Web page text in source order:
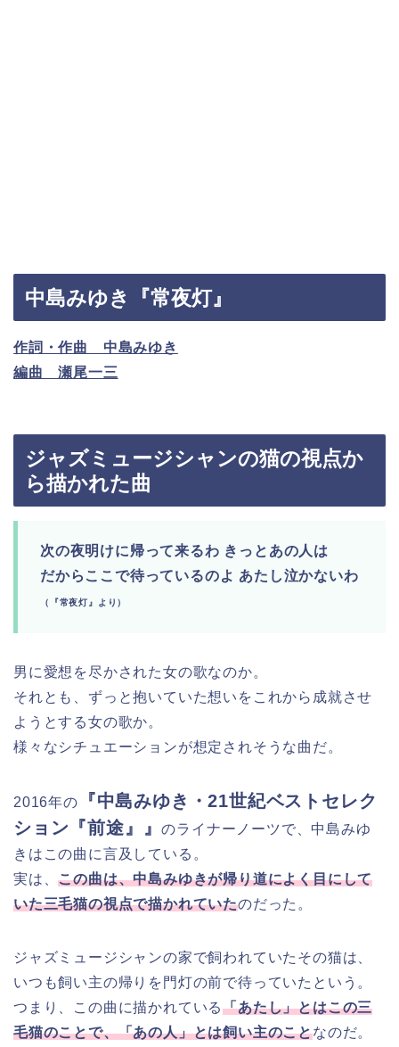
中島みゆき『常夜灯』
作詞・作曲 中島みゆき
編曲 瀬尾一三
ジャズミュージシャンの猫の視点か
ら描かれた曲
次の夜明けに帰って来るわ きっとあの人は
だからここで待っているのよ あたし泣かないわ
（『常夜灯』より）
男に愛想を尽かされた女の歌なのか。
それとも、ずっと抱いていた想いをこれから成就させ
ようとする女の歌か。
様々なシチュエーションが想定されそうな曲だ。
2016年の
『中島みゆき・21世紀ベストセレク
ション『前途』』のライナーノーツで、中島みゆ
きはこの曲に言及している。
実は、この曲は、中島みゆきが帰り道によく目にして
いた三毛猫の視点で描かれていたのだった。
ジャズミュージシャンの家で飼われていたその猫は、
いつも飼い主の帰りを門灯の前で待っていたという。
つまり、この曲に描かれている「あたし」とはこの三
毛猫のことで、「あの人」とは飼い主のことなのだ。